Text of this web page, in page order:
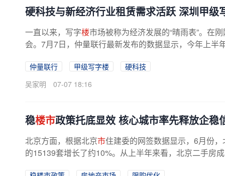
硬科技与新经济行业租赁需求活跃 深圳甲级
一直以来，写字楼市场被称为经济发展的“晴雨表”。在
会。7月7日，仲量联行最新发布的数据显示，今年上半
仲量联行 甲级写字楼
硬科技
吴家明
07-07 18:16
稳楼市政策托底显效 核心城市率先释放企稳
北京方面，根据北京市住建委的网签数据显示，6月份
的15139套增长了约10%。从上半年来看，北京二手房